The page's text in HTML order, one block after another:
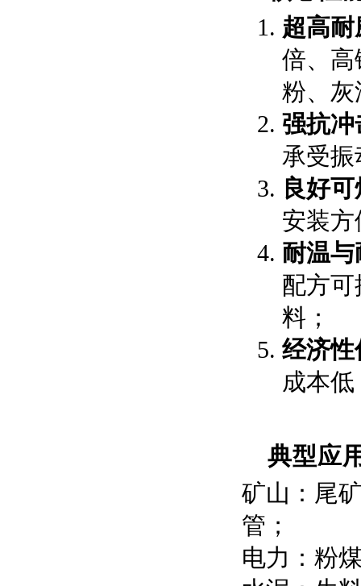
超高耐
倍、高
粉、灰
强抗冲
承受
良好
安装方
耐温与
配方
料；
经济性
成本低
典型应
矿山：尾
管；
电力：粉